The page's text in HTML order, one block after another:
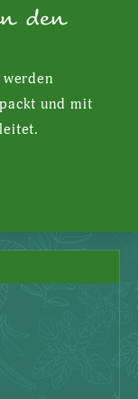
den
und mit